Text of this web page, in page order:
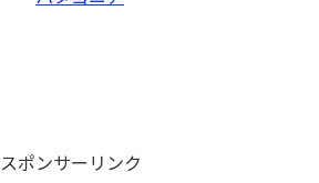
スポンサーリンク